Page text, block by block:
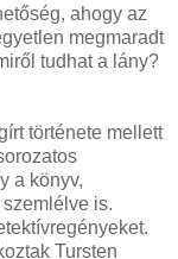
ahogy az
megmaradt
tudhat a lány?
története mellett
a könyv,
is.
Tursten